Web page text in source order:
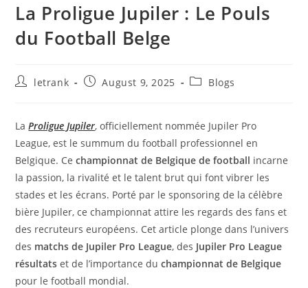
La Proligue Jupiler : Le Pouls
du Football Belge
Postletrank
PostAugust 9, 2025
PostBlogs
LaProligue Jupiler, officiellement nommée Jupiler Pro
League, est le summum du football professionnel en
Belgique. Cechampionnat de Belgique de football incarne
la passion, la rivalité et le talent brut qui font vibrer les
stades et les écrans. Porté par le sponsoring de la célèbre
bière Jupiler, ce championnat attire les regards des fans et
des recruteurs européens. Cet article plonge dans l’univers
des matchs de Jupiler Pro League, des Jupiler Pro League
résultats et de l’importance duchampionnat de Belgique
pour le football mondial.